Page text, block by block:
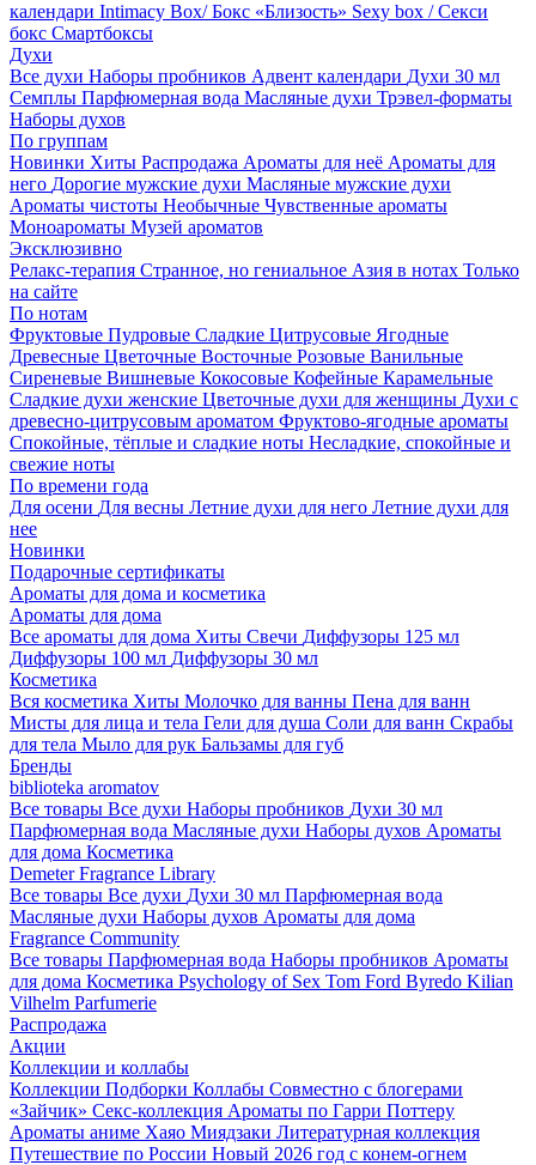
календари Intimacy Box/ Бокс «Близость» Sexy box / Секси
бокс Смартбоксы
Духи
Все духи Наборы пробников Адвент календари Духи 30 мл
Семплы Парфюмерная вода Масляные духи Трэвел-форматы
Наборы духов
По группам
Новинки Хиты Распродажа Ароматы для неё Ароматы для
него Дорогие мужские духи Масляные мужские духи
Ароматы чистоты Необычные Чувственные ароматы
Моноароматы Музей ароматов
Эксклюзивно
Релакс-терапия Странное, но гениальное Азия в нотах Только
на сайте
По нотам
Фруктовые Пудровые Сладкие Цитрусовые Ягодные
Древесные Цветочные Восточные Розовые Ванильные
Сиреневые Вишневые Кокосовые Кофейные Карамельные
Сладкие духи женские Цветочные духи для женщины Духи с
древесно-цитрусовым ароматом Фруктово-ягодные ароматы
Спокойные, тёплые и сладкие ноты Несладкие, спокойные и
свежие ноты
По времени года
Для осени Для весны Летние духи для него Летние духи для
нее
Новинки
Подарочные сертификаты
Ароматы для дома и косметика
Ароматы для дома
Все ароматы для дома Хиты Свечи Диффузоры 125 мл
Диффузоры 100 мл Диффузоры 30 мл
Косметика
Вся косметика Хиты Молочко для ванны Пена для ванн
Мисты для лица и тела Гели для душа Соли для ванн Скрабы
для тела Мыло для рук Бальзамы для губ
Бренды
biblioteka aromatov
Все товары Все духи Наборы пробников Духи 30 мл
Парфюмерная вода Масляные духи Наборы духов Ароматы
для дома Косметика
Demeter Fragrance Library
Все товары Все духи Духи 30 мл Парфюмерная вода
Масляные духи Наборы духов Ароматы для дома
Fragrance Community
Все товары Парфюмерная вода Наборы пробников Ароматы
для дома Косметика Psychology of Sex Tom Ford Byredo Kilian
Vilhelm Parfumerie
Распродажа
Акции
Коллекции и коллабы
Коллекции Подборки Коллабы Совместно с блогерами
«Зайчик» Секс-коллекция Ароматы по Гарри Поттеру
Ароматы аниме Хаяо Миядзаки Литературная коллекция
Путешествие по России Новый 2026 год с конем-огнем